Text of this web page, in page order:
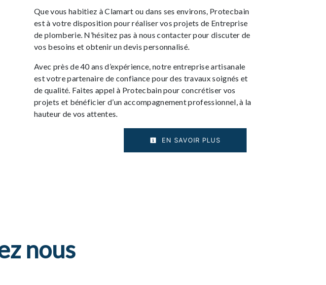
Que vous habitiez à Clamart ou dans ses environs, Protecbain
est à votre disposition pour réaliser vos projets de Entreprise
de plomberie. N’hésitez pas à nous contacter pour discuter de
vos besoins et obtenir un devis personnalisé.
Avec près de 40 ans d’expérience, notre entreprise artisanale
est votre partenaire de confiance pour des travaux soignés et
de qualité. Faites appel à Protecbain pour concrétiser vos
projets et bénéficier d’un accompagnement professionnel, à la
hauteur de vos attentes.
EN SAVOIR PLUS
nous